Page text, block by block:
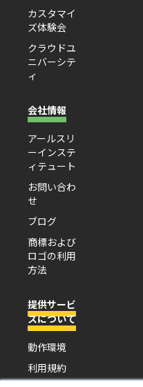
カスタマイ
ズ体験会
クラウドユ
ニバーシテ
ィ
会社情報
アールスリ
ーインステ
ィテュート
お問い合わ
せ
ブログ
商標および
ロゴの利用
方法
提供サービ
スについて
動作環境
利用規約